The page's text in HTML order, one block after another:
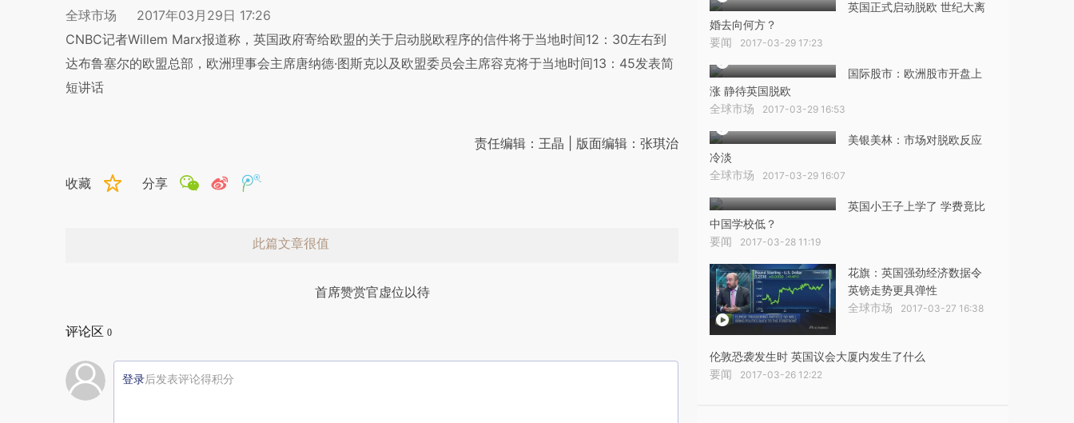
全球市场
2017年03月29日 17:26
CNBC记者Willem Marx报道称，英国政府寄给欧盟的关于启动脱欧程序的信件将于当地时间12：30左右到
达布鲁塞尔的欧盟总部，欧洲理事会主席唐纳德·图斯克以及欧盟委员会主席容克将于当地时间13：45发表简
短讲话
责任编辑：王晶 | 版面编辑：张琪治
收藏 分享
此篇文章很值
首席赞赏官虚位以待
评论区 0
登录后发表评论得积分
英国正式启动脱欧 世纪大离
婚去向何方？
要闻 2017-03-29 17:23
国际股市：欧洲股市开盘上
涨 静待英国脱欧
全球市场 2017-03-29 16:53
美银美林：市场对脱欧反应
冷淡
全球市场 2017-03-29 16:07
英国小王子上学了 学费竟比
中国学校低？
要闻 2017-03-28 11:19
花旗：英国强劲经济数据令
英镑走势更具弹性
全球市场 2017-03-27 16:38
伦敦恐袭发生时 英国议会大厦内发生了什么
要闻 2017-03-26 12:22